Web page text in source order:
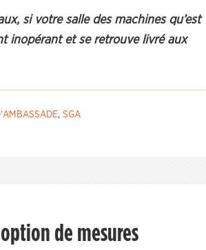
si votre salle des machines qu’est
inopérant et se retrouve livré aux
, SGA
de mesures